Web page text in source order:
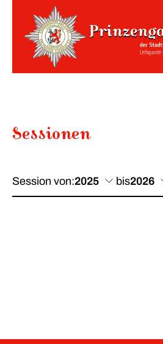
Sessionen
Session von:2025 bis2026